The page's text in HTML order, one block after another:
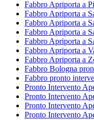
Fabbro Apriporta a
Fabbro Apriporta a
Fabbro Apriporta a
Fabbro Apriporta a
Fabbro Apriporta a
Fabbro Apriporta a
Fabbro Apriporta a
Fabbro Bologna
Fabbro pronto
Pronto Intervento
Pronto Intervento
Pronto Intervento
Pronto Intervento